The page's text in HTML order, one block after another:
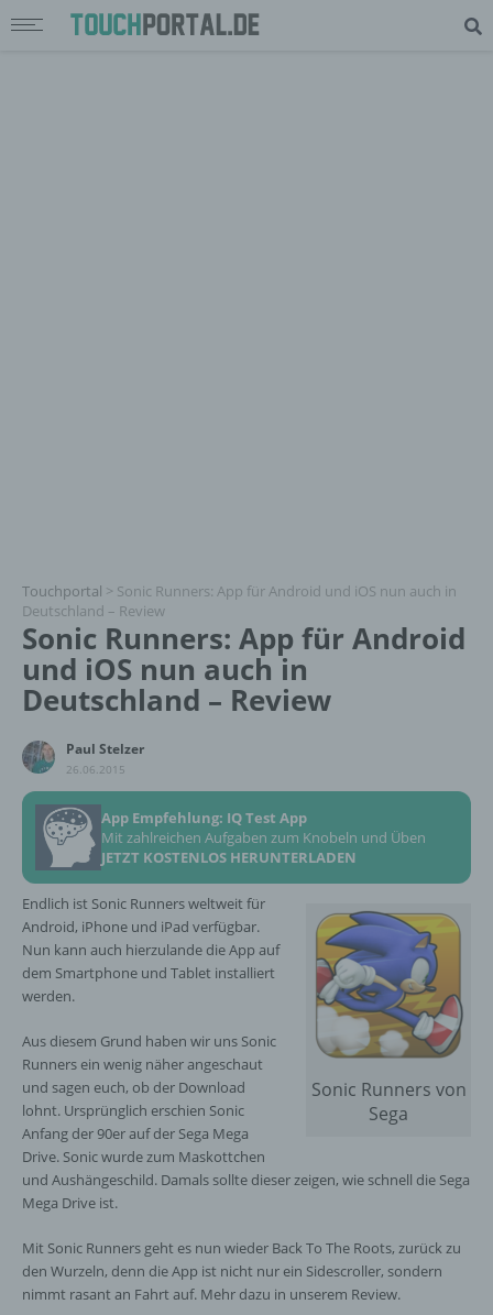
Touchportal > Sonic Runners: App für Android und iOS nun auch in
Deutschland – Review
Sonic Runners: App für Android
und iOS nun auch in
Deutschland – Review
Paul Stelzer
26.06.2015
App Empfehlung: IQ Test App
Mit zahlreichen Aufgaben zum Knobeln und Üben
JETZT KOSTENLOS HERUNTERLADEN
Sonic Runners von
Sega
Endlich ist Sonic Runners weltweit für
Android, iPhone und iPad verfügbar.
Nun kann auch hierzulande die App auf
dem Smartphone und Tablet installiert
werden.
Aus diesem Grund haben wir uns Sonic
Runners ein wenig näher angeschaut
und sagen euch, ob der Download
lohnt. Ursprünglich erschien Sonic
Anfang der 90er auf der Sega Mega
Drive. Sonic wurde zum Maskottchen
und Aushängeschild. Damals sollte dieser zeigen, wie schnell die Sega
Mega Drive ist.
Mit Sonic Runners geht es nun wieder Back To The Roots, zurück zu
den Wurzeln, denn die App ist nicht nur ein Sidescroller, sondern
nimmt rasant an Fahrt auf. Mehr dazu in unserem Review.